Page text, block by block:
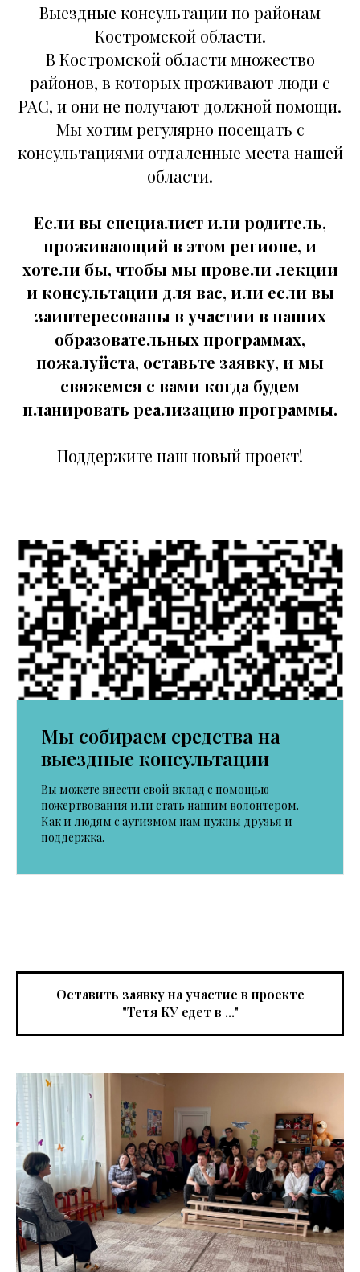
Выездные консультации по районам
Костромской области.
В Костромской области множество
районов, в которых проживают люди с
РАС, и они не получают должной помощи.
Мы хотим регулярно посещать с
консультациями отдаленные места нашей
области.
Если вы специалист или родитель,
проживающий в этом регионе, и
хотели бы, чтобы мы провели лекции
и консультации для вас, или если вы
заинтересованы в участии в наших
образовательных программах,
пожалуйста, оставьте заявку, и мы
свяжемся с вами когда будем
планировать реализацию программы.
Поддержите наш новый проект!
Мы собираем средства на
выездные консультации
Вы можете внести свой вклад с помощью
пожертвования или стать нашим волонтером.
Как и людям с аутизмом нам нужны друзья и
поддержка.
Оставить заявку на участие в проекте
"Тетя КУ едет в ..."